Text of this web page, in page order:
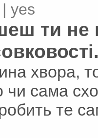
yes
ти не
хвора,
чи сама
те